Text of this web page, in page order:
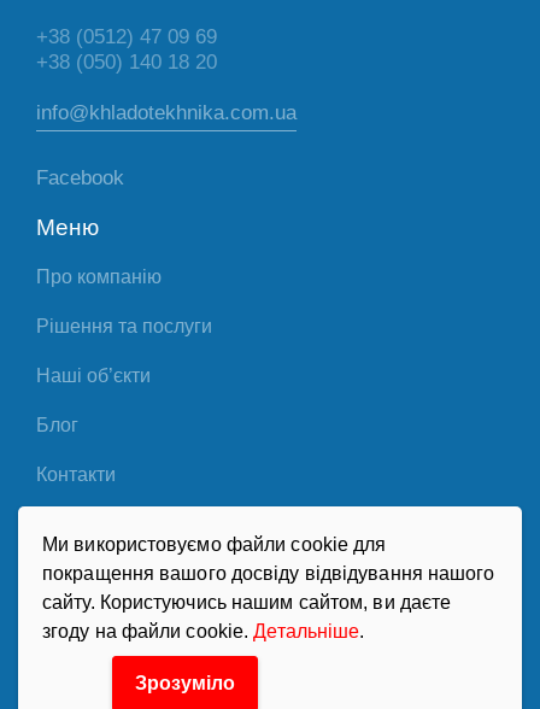
Ми використовуємо файли cookie для
покращення вашого досвіду відвідування нашого
сайту. Користуючись нашим сайтом, ви даєте
згоду на файли cookie.Детальніше.
Зрозуміло
+38 (0512) 47 09 69
+38 (050) 140 18 20
info@khladotekhnika.com.ua
Facebook
Меню
Про компанію
Рішення та послуги
Наші об’єкти
Блог
Контакти
Політика конфіденційності
«Хладотехника». Системи холодопостачання,